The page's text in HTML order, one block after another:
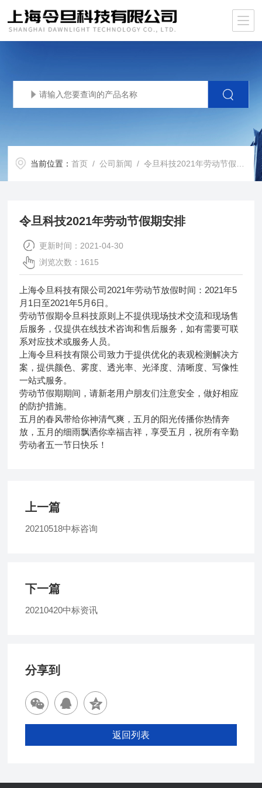
当前位置：首页 /公司新闻 / 令旦科技2021年劳动节假期安排
令旦科技2021年劳动节假期安排
更新时间：2021-04-30
浏览次数：1615
上海令旦科技有限公司2021年劳动节放假时间：2021年5
月1日至2021年5月6日。
劳动节假期令旦科技原则上不提供现场技术交流和现场售
后服务，仅提供在线技术咨询和售后服务，如有需要可联
系对应技术或服务人员。
上海令旦科技有限公司致力于提供优化的表观检测解决方
案，提供颜色、雾度、透光率、光泽度、清晰度、写像性
一站式服务。
劳动节假期期间，请新老用户朋友们注意安全，做好相应
的防护措施。
五月的春风带给你神清气爽，五月的阳光传播你热情奔
放，五月的细雨飘洒你幸福吉祥，享受五月，祝所有辛勤
劳动者五一节日快乐！
上一篇
20210518中标咨询
下一篇
20210420中标资讯
分享到
返回列表